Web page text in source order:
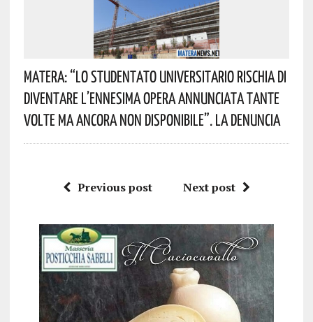
Matera: “Lo Studentato Universitario Rischia Di
Diventare L’ennesima Opera Annunciata Tante
Volte Ma Ancora Non Disponibile”. La Denuncia
Previous post Next post